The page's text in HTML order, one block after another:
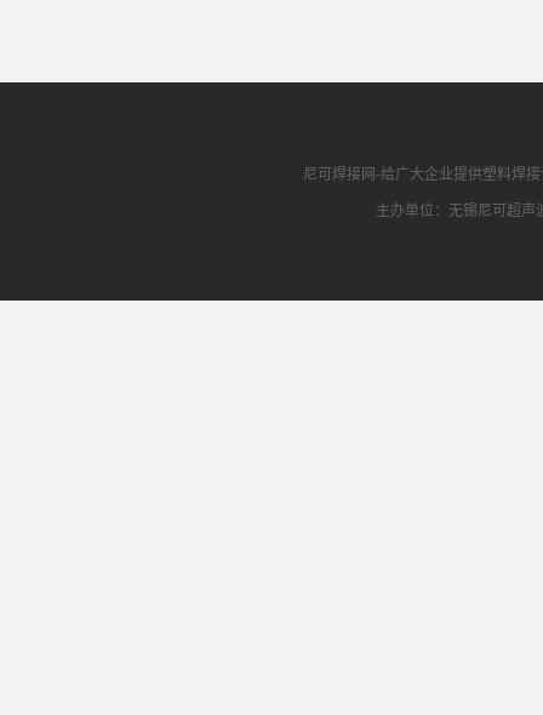
尼可焊接网-给广大企业提供塑料焊
主办单位：无锡尼可超